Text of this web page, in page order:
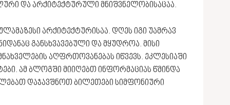
და არქიტექტურული მნიშვნელობისაცაა.
არქიტექტურისაა. დღეს იგი უამრავ
განსხვავებული და მყუდროა. მისი
აღფრთოვანებას იწვევს. ეკლესიაში
ამ ბლოგში მიიღებთ ინფორმაციას წმინდა
დაჯავშნოთ ბილეთები სიმფონიური